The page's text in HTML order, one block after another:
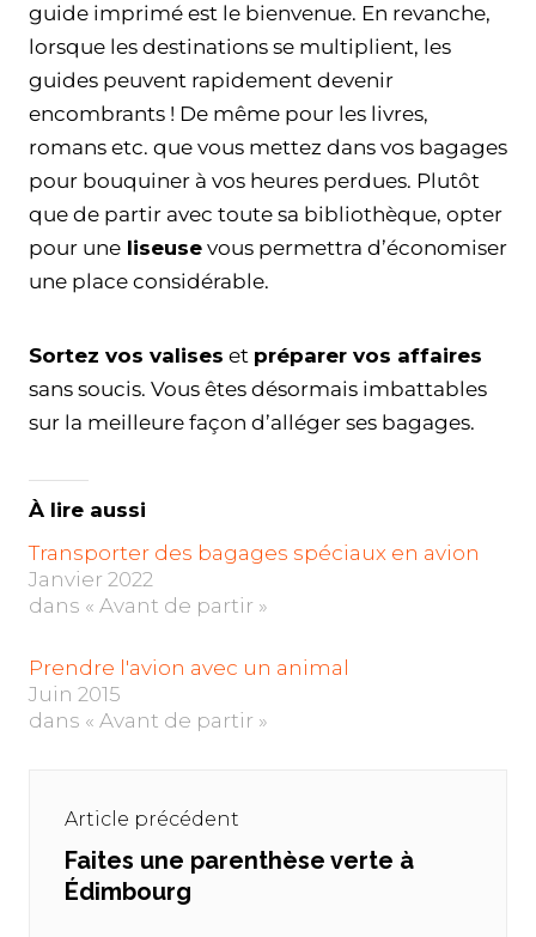
guide imprimé est le bienvenue. En revanche,
lorsque les destinations se multiplient, les
guides peuvent rapidement devenir
encombrants ! De même pour les livres,
romans etc. que vous mettez dans vos bagages
pour bouquiner à vos heures perdues. Plutôt
que de partir avec toute sa bibliothèque, opter
pour une liseuse vous permettra d’économiser
une place considérable.
Sortez vos valises et préparer vos affaires
sans soucis. Vous êtes désormais imbattables
sur la meilleure façon d’alléger ses bagages.
À lire aussi
Transporter des bagages spéciaux en avion
Janvier 2022
dans « Avant de partir »
Prendre l'avion avec un animal
Juin 2015
dans « Avant de partir »
l’articleArticle précédent
Previous
post:
Faites une parenthèse verte à
Édimbourg